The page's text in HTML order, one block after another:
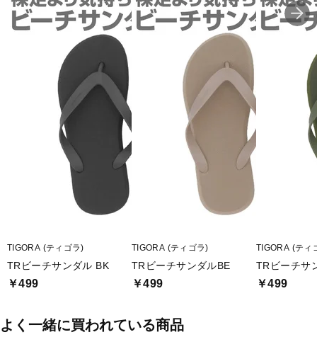
すき間に巻きこまれる事故が多発しております。
サンダル・長靴等のご使用の際には、ステップの決められた枠内に
乗り、すき間に巻きこまれないようご注意ください。
■メーカー型番：ARSD251873
TIGORA (ティゴラ)
TRビーチサンダル BK
￥499
TIGORA (ティゴラ)
TRビーチサンダルBE
￥499
TIGORA (ティ
TRビーチサ
￥499
よく一緒に買われている商品